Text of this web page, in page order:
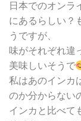
日本でのオンラ
にあるらしい？
うですが、
味がそれぞれ違
美味しいそうで
私はあのインカ
のか分からない
インカと比べて